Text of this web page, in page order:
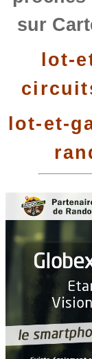
sur
lot-
lot-et-